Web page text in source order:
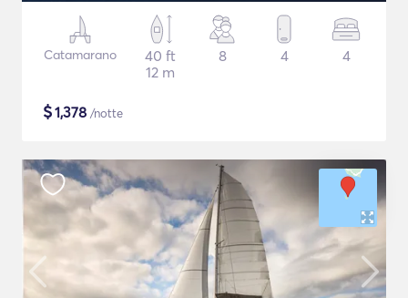
Catamarano
40 ft
12 m
8 4 4
$1,378 /notte